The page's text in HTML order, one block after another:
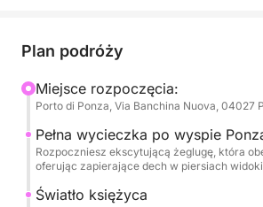
białymi klifami, tajemniczymi
przeznaczona dla tych, którzy chcą
w całej jej okazałości, z licznymi
nurkowania, snorkelingu i relaksu w
dostępnych tylko drogą morską.
będzie okazją do podziwiania
Ponzy, od jej naturalnych łuków po
Plan podróży
Miejsce rozpoczęcia:
Porto di Ponza, Via Banchina Nuova, 04027
Pełna wycieczka po wyspie
Rozpoczniesz ekscytującą żeglugę, która
oferując zapierające dech w piersiach
Światło księżyca